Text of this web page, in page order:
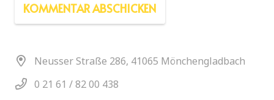
KOMMENTAR ABSCHICKEN
Neusser Straße 286, 41065 Mönchengladbach
0 21 61 / 82 00 438